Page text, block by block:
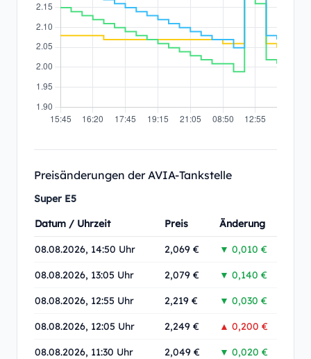
Preisänderungen der AVIA-Tankstelle
Super E5
Datum / Uhrzeit
Preis Änderung
08.08.2026, 14:50 Uhr 2,069 € ▼ 0,010 €
08.08.2026, 13:05 Uhr 2,079 € ▼ 0,140 €
08.08.2026, 12:55 Uhr 2,219 € ▼ 0,030 €
08.08.2026, 12:05 Uhr 2,249 € ▲ 0,200 €
08.08.2026, 11:30 Uhr 2,049 € ▼ 0,020 €